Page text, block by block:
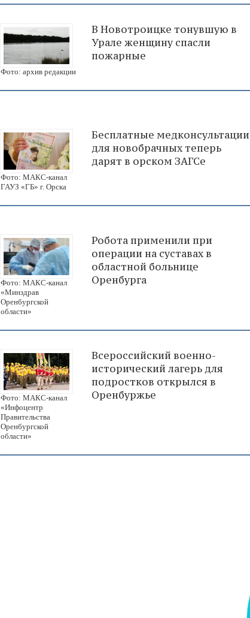
Фото: архив редакции
В Новотроицке тонувшую в
Урале женщину спасли
пожарные
Фото: МАКС-канал
ГАУЗ «ГБ» г. Орска
Бесплатные медконсультации
для новобрачных теперь
дарят в орском ЗАГСе
Фото: МАКС-канал
«Минздрав
Оренбургской
области»
Робота применили при
операции на суставах в
областной больнице
Оренбурга
Фото: МАКС-канал
«Инфоцентр
Правительства
Оренбургской
области»
Всероссийский военно-
исторический лагерь для
подростков открылся в
Оренбуржье